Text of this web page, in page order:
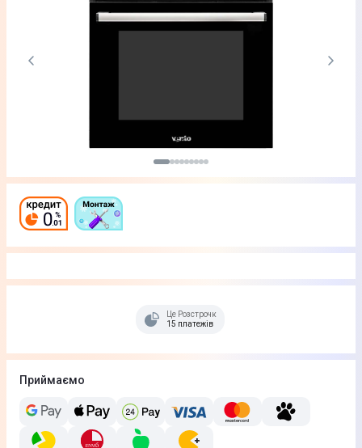
Це Розстрочка
15 платежів
Приймаємо